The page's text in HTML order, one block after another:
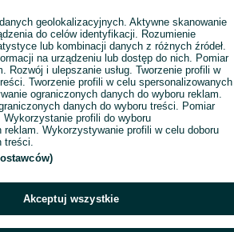
geolokalizacyjnych. Aktywne skanowanie
do celów identyfikacji. Rozumienie
lub kombinacji danych z różnych źródeł.
na urządzeniu lub dostęp do nich. Pomiar
Rozwój i ulepszanie usług. Tworzenie profili w
Tworzenie profili w celu spersonalizowanych
ograniczonych danych do wyboru reklam.
danych do wyboru treści. Pomiar
profili do wyboru
reklam. Wykorzystywanie profili w celu doboru
treści.
Akceptuj wszystkie